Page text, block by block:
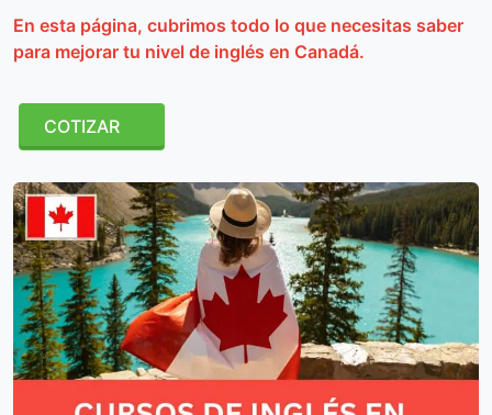
En esta página, cubrimos todo lo que necesitas saber
para mejorar tu nivel de inglés en Canadá.
COTIZAR